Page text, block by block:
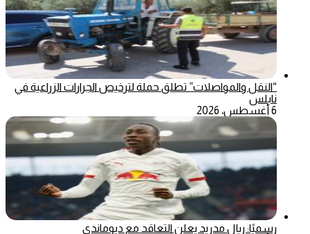
“النقل والمواصلات” تطلق حملة لترخيص الجرارات الزراعية في
نابلس
6 أغسطس، 2026
رسميًا: ريال مدريد يعلن التعاقد مع ديوماندي